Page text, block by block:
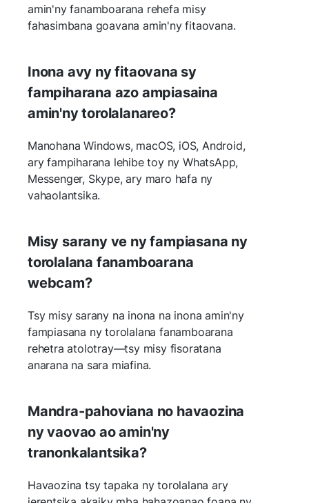
amin'ny fanamboarana rehefa misy
fahasimbana goavana amin'ny fitaovana.
Inona avy ny fitaovana sy
fampiharana azo ampiasaina
amin'ny torolalanareo?
Manohana Windows, macOS, iOS, Android,
ary fampiharana lehibe toy ny WhatsApp,
Messenger, Skype, ary maro hafa ny
vahaolantsika.
Misy sarany ve ny fampiasana ny
torolalana fanamboarana
webcam?
Tsy misy sarany na inona na inona amin'ny
fampiasana ny torolalana fanamboarana
rehetra atolotray—tsy misy fisoratana
anarana na sara miafina.
Mandra-pahoviana no havaozina
ny vaovao ao amin'ny
tranonkalantsika?
Havaozina tsy tapaka ny torolalana ary